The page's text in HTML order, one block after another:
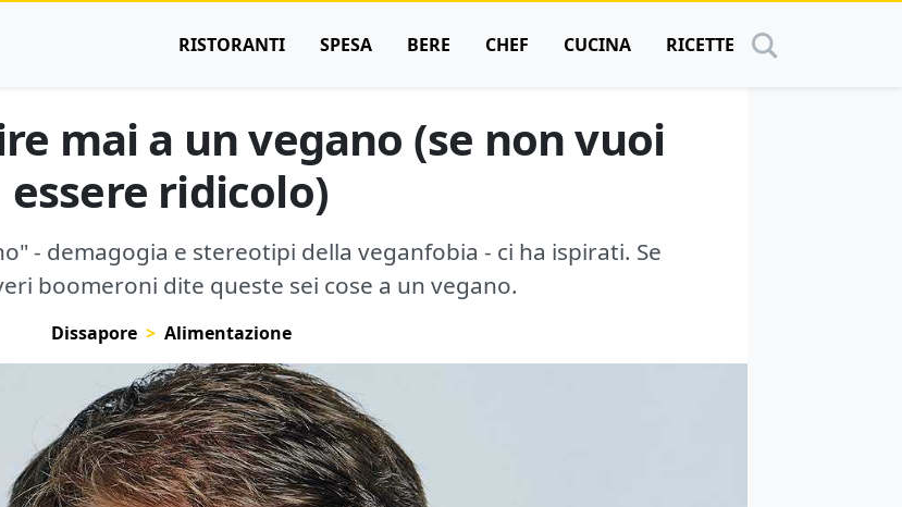
RISTORANTI SPESA BERE CHEF CUCINA RICETTE
mai a un vegano (se non vuoi
essere ridicolo)
- demagogia e stereotipi della veganfobia - ci ha ispirati. Se
boomeroni dite queste sei cose a un vegano.
Dissapore Alimentazione